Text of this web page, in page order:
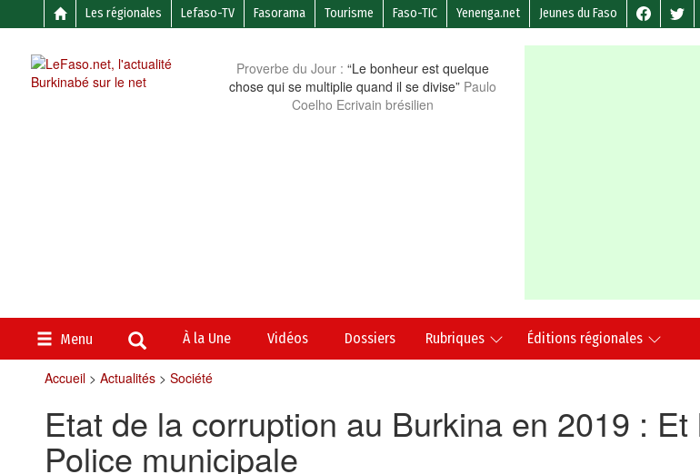
Les régionales Lefaso-TV Fasorama Tourisme Faso-TIC Yenenga.net Jeunes du Faso
Proverbe du Jour : “Le bonheur est quelque
chose qui se multiplie quand il se divise” Paulo
Coelho Ecrivain brésilien
Menu À la Une Vidéos Dossiers Rubriques Éditions régionales
Accueil> Actualités> Société
Etat de la corruption au Burkina en 2019 :
Police municipale